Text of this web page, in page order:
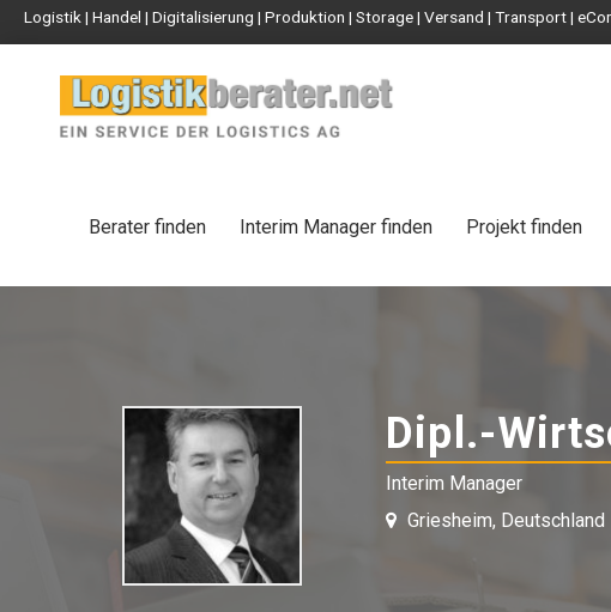
Logistik | Handel | Digitalisierung | Produktion | Storage | Versand | Transport |
Berater finden Interim Manager finden Projekt finden
Dipl.-
Interim Manager
Griesheim, Deutschland